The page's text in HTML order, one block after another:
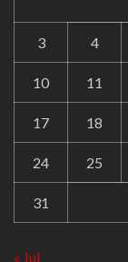
3 4
10 11
17 18
24 25
31
« Jul